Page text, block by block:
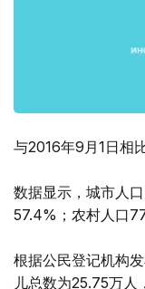
与2016年9月1日相
数据显示，城市人
57.4%；农村人口
根据公民登记机构
儿总数为25.75万